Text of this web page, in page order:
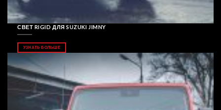
СВЕТ RIGID ДЛЯ SUZUKI JIMNY
УЗНАТЬ БОЛЬШЕ